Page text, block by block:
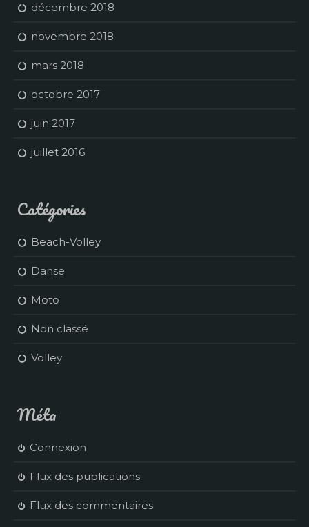
décembre 2018
novembre 2018
mars 2018
octobre 2017
juin 2017
juillet 2016
Catégories
Beach-Volley
Danse
Moto
Non classé
Volley
Méta
Connexion
Flux des publications
Flux des commentaires